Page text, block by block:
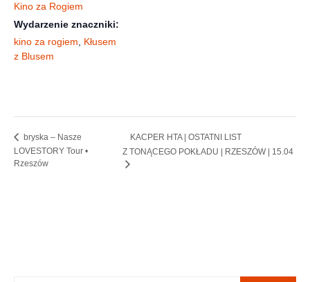
Kino za Rogiem
Wydarzenie znaczniki:
kino za rogiem
Kłusem
z Blusem
bryska – Nasze
LOVESTORY Tour •
Rzeszów
KACPER HTA | OSTATNI LIST
Z TONĄCEGO POKŁADU | RZESZÓW | 15.04